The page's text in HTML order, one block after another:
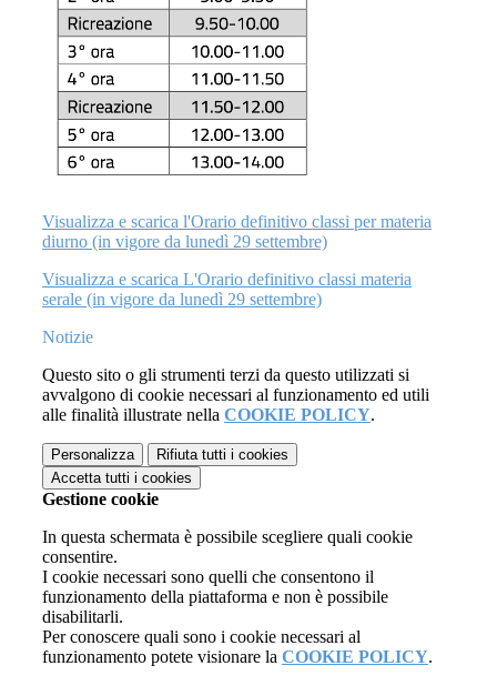
Visualizza e scarica l'Orario definitivo classi per materia
diurno (in vigore da lunedì 29 settembre)
Visualizza e scarica L'Orario definitivo classi materia
serale (in vigore da lunedì 29 settembre)
Notizie
Questo sito o gli strumenti terzi da questo utilizzati si
avvalgono di cookie necessari al funzionamento ed utili
alle finalità illustrate nella COOKIE POLICY.
Personalizza Rifiuta tutti i cookies
Accetta tutti i cookies
Gestione cookie
In questa schermata è possibile scegliere quali cookie
consentire.
I cookie necessari sono quelli che consentono il
funzionamento della piattaforma e non è possibile
disabilitarli.
Per conoscere quali sono i cookie necessari al
funzionamento potete visionare la COOKIE POLICY.